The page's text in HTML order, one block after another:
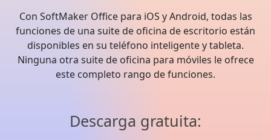
Con SoftMaker Office para iOS y Android, todas las
funciones de una suite de oficina de escritorio están
disponibles en su teléfono inteligente y tableta.
Ninguna otra suite de oficina para móviles le ofrece
este completo rango de funciones.
Descarga gratuita: